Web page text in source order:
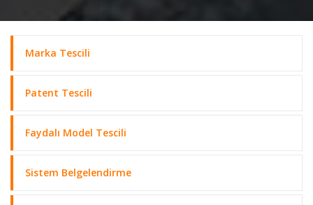
Marka Tescili
Patent Tescili
Faydalı Model Tescili
Sistem Belgelendirme